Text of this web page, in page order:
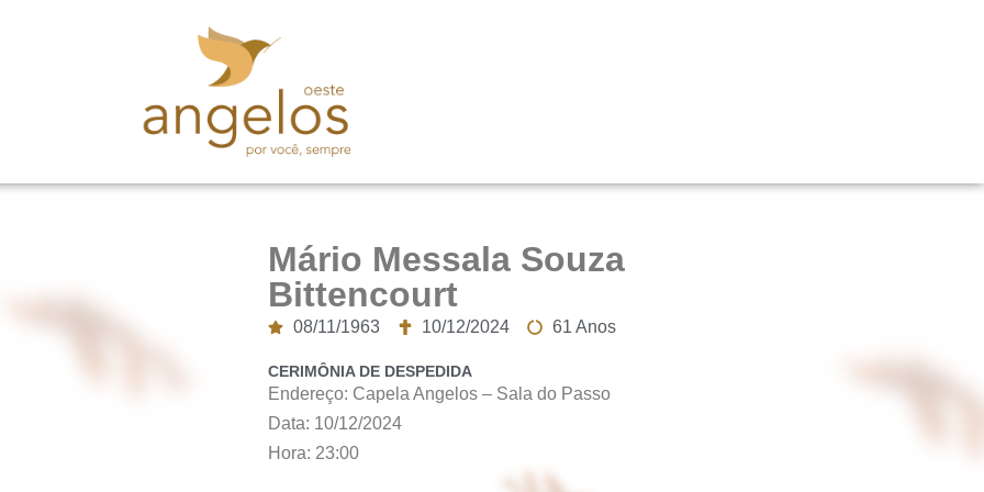
Mário Messala Souza
Bittencourt
08/11/1963 10/12/2024 61 Anos
CERIMÔNIA DE DESPEDIDA
Endereço: Capela Angelos – Sala do Passo
Data: 10/12/2024
Hora: 23:00